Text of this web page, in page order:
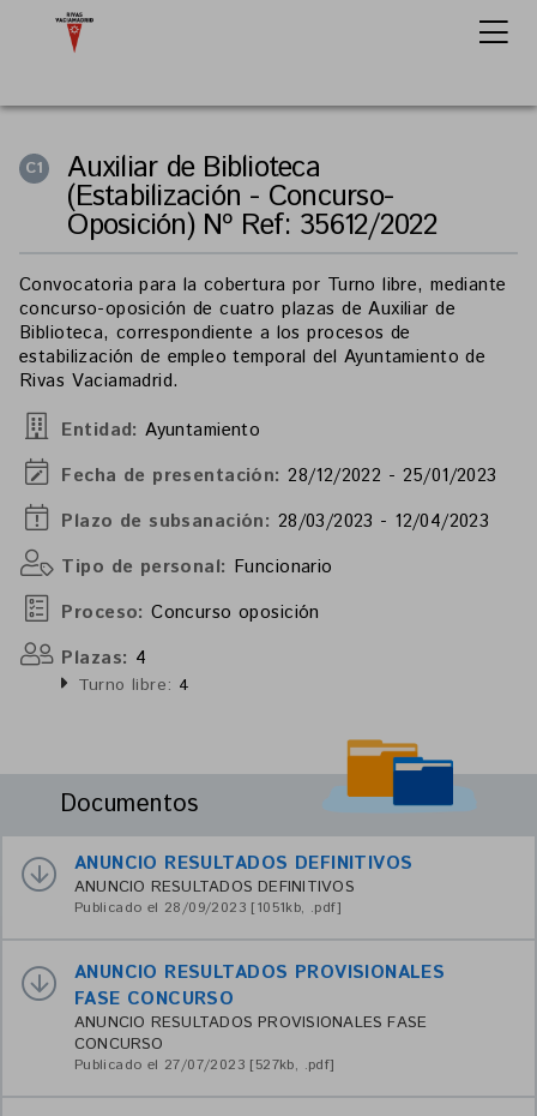
C1 Auxiliar de Biblioteca
(Estabilización - Concurso-
Oposición) Nº Ref: 35612/2022
Convocatoria para la cobertura por Turno libre, mediante
concurso-oposición de cuatro plazas de Auxiliar de
Biblioteca, correspondiente a los procesos de
estabilización de empleo temporal del Ayuntamiento de
Rivas Vaciamadrid.
Entidad: Ayuntamiento
Fecha de presentación: 28/12/2022 - 25/01/2023
Plazo de subsanación: 28/03/2023 - 12/04/2023
Tipo de personal: Funcionario
Proceso: Concurso oposición
Plazas: 4
Turno libre: 4
Documentos
ANUNCIO RESULTADOS DEFINITIVOS
ANUNCIO RESULTADOS DEFINITIVOS
Publicado el 28/09/2023 [1051kb, .pdf]
ANUNCIO RESULTADOS PROVISIONALES
FASE CONCURSO
ANUNCIO RESULTADOS PROVISIONALES FASE
CONCURSO
Publicado el 27/07/2023 [527kb, .pdf]